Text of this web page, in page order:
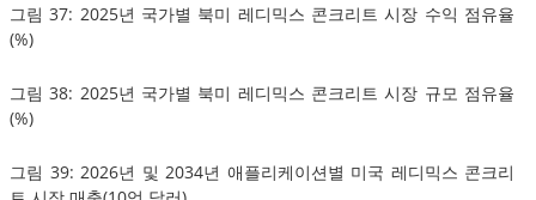
그림 37: 2025년 국가별 북미 레디믹스 콘크리트 시장 수익 점유율
(%)
그림 38: 2025년 국가별 북미 레디믹스 콘크리트 시장 규모 점유율
(%)
그림 39: 2026년 및 2034년 애플리케이션별 미국 레디믹스 콘크리